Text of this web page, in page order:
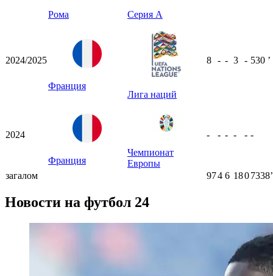
Рома Серия А
2024/2025
Франция
Лига наций
8 - - 3 - 530 ʼ
2024
Франция
Чемпионат
Европы
- - - - - -
загалом 974 6 1807338ʼ
Новости на футбол 24